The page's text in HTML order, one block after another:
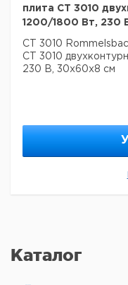
Каталог
плита CT 3010
1200/1800 Вт, 230
CT 3010
CT 3010
230 В, 30x60x8 см